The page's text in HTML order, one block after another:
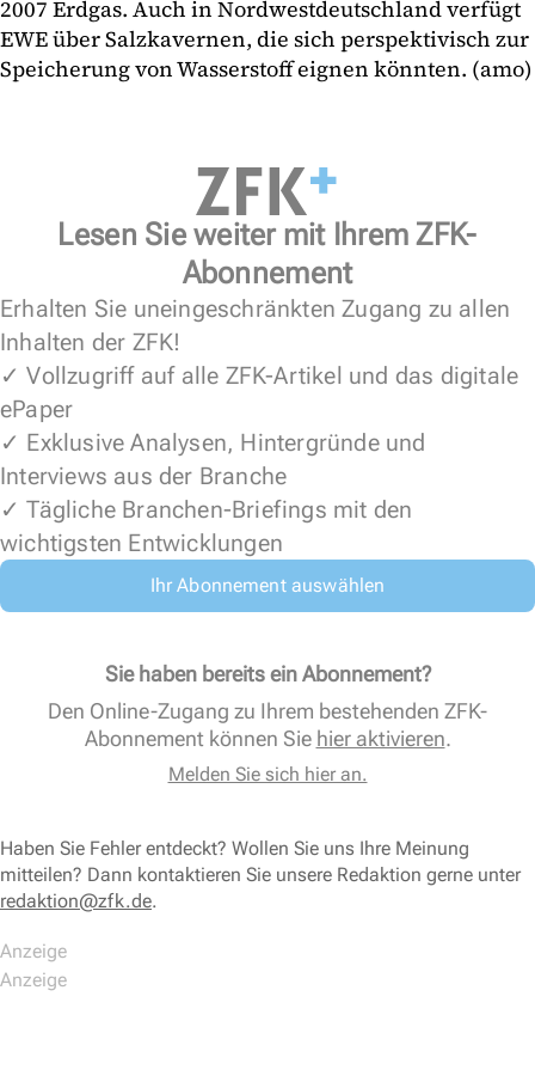
2007 Erdgas. Auch in Nordwestdeutschland verfügt
EWE über Salzkavernen, die sich perspektivisch zur
Speicherung von Wasserstoff eignen könnten. (amo)
Lesen Sie weiter mit Ihrem ZFK-
Abonnement
Erhalten Sie uneingeschränkten Zugang zu allen
Inhalten der ZFK!
✓ Vollzugriff auf alle ZFK-Artikel und das digitale
ePaper
✓ Exklusive Analysen, Hintergründe und
Interviews aus der Branche
✓ Tägliche Branchen-Briefings mit den
wichtigsten Entwicklungen
Ihr Abonnement auswählen
Sie haben bereits ein Abonnement?
Den Online-Zugang zu Ihrem bestehenden ZFK-
Abonnement können Sie hier aktivieren.
Melden Sie sich hier an.
Haben Sie Fehler entdeckt? Wollen Sie uns Ihre Meinung
mitteilen? Dann kontaktieren Sie unsere Redaktion gerne unter
redaktion@zfk.de.